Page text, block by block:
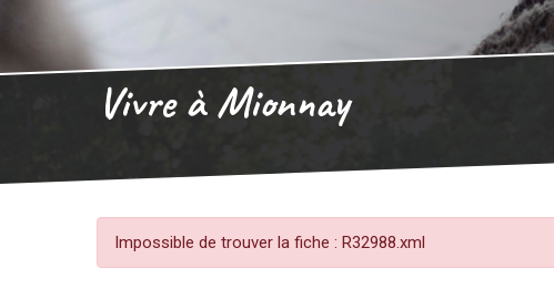
Vivre à Mionnay
Impossible de trouver la fiche : R32988.xml